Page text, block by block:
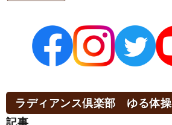
ラディアンス倶楽部 ゆる体操
記事